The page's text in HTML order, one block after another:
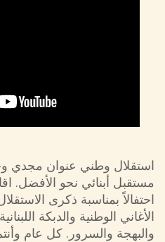
استقلال وطني عنوان مجدي
مستقبل أبنائي نحو الأفضل.
احتفالاً بمناسبة ذكرى
الأغاني الوطنية والدبكة
والبهجة والسرور. كل عام